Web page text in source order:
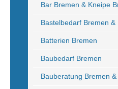
Bar Bremen & Kneipe
Bastelbedarf Bremen
Batterien Bremen
Baubedarf Bremen
Bauberatung Bremen